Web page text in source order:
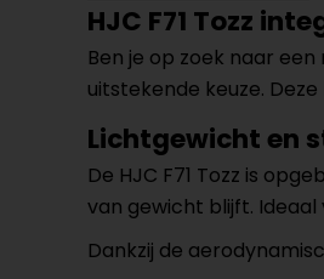
HJC F71 Tozz
Ben je op zoek naar
uitstekende keuze.
Lichtgewicht en
De HJC F71 Tozz is
van gewicht blijft.
Dankzij de